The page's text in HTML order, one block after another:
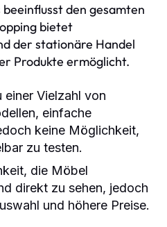
den gesamten
bietet
der stationäre Handel
Produkte ermöglicht.
einer Vielzahl von
einfache
keine Möglichkeit,
zu testen.
die Möbel
direkt zu sehen, jedoch
und höhere Preise.